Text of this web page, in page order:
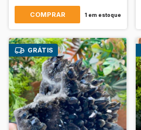
1 em estoque
GRÁTIS